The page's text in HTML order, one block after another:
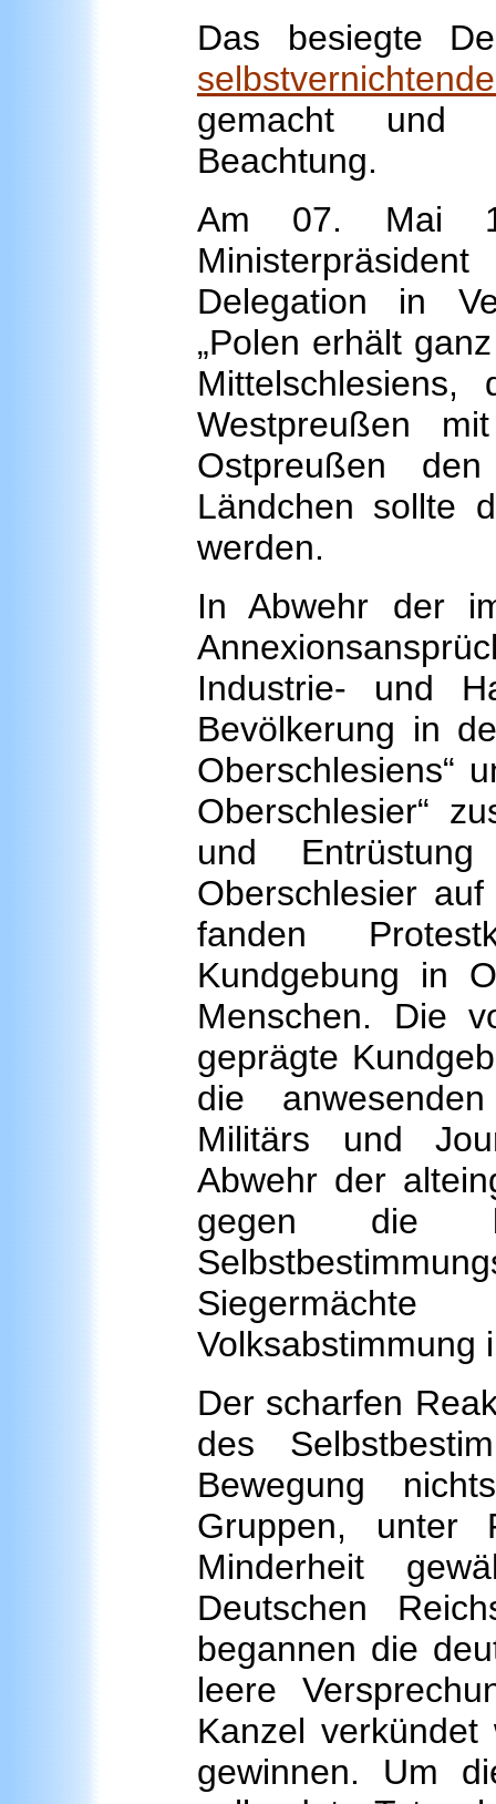
Das besiegte
gemacht und
Beachtung.
Am 07. Mai
Delegation in
„Polen erhält
Westpreußen
Ostpreußen
Ländchen sollte
werden.
In Abwehr der
Industrie- und
Bevölkerung in
Oberschlesiens“
Oberschlesier“
und
Oberschlesier
fanden
Kundgebung in
Menschen. Die
geprägte
die
Militärs und
Abwehr der
gegen die
Volksabstimmung
Der scharfen
des
Bewegung
Gruppen, unter
Minderheit
Deutschen
begannen die
leere
Kanzel
gewinnen. Um